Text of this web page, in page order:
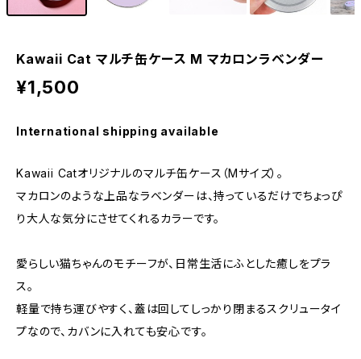
Kawaii Cat マルチ缶ケース M マカロンラベンダー
¥1,500
International shipping available
Kawaii Catオリジナルのマルチ缶ケース（Mサイズ）。
マカロンのような上品なラベンダーは、持っているだけでちょっぴ
り大人な気分にさせてくれるカラーです。
愛らしい猫ちゃんのモチーフが、日常生活にふとした癒しをプラ
ス。
軽量で持ち運びやすく、蓋は回してしっかり閉まるスクリュータイ
プなので、カバンに入れても安心です。